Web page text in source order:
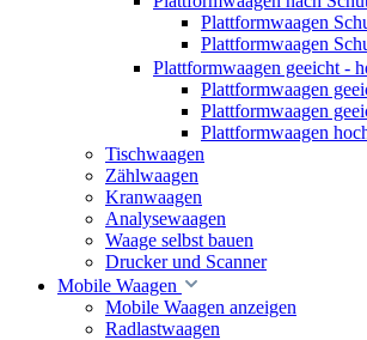
Plattformwaagen
Plattformwaagen
Plattformwaagen geeicht -
Plattformwaagen
Plattformwaagen
Plattformwaagen
Tischwaagen
Zählwaagen
Kranwaagen
Analysewaagen
Waage selbst bauen
Drucker und Scanner
Mobile Waagen
Mobile Waagen anzeigen
Radlastwaagen